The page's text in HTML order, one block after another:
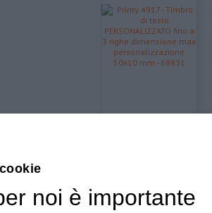
noi è importante